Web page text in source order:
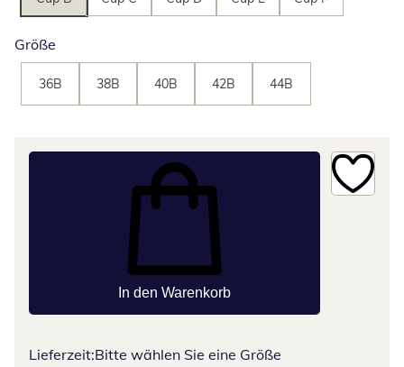
Größe
36B 38B 40B 42B 44B
In den Warenkorb
Lieferzeit:Bitte wählen Sie eine Größe